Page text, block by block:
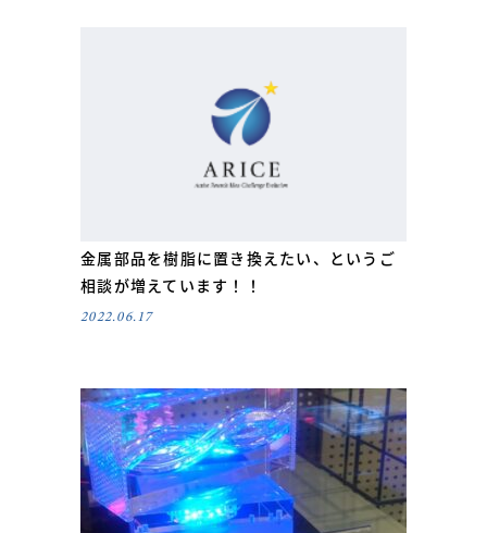
金属部品を樹脂に置き換えたい、というご
相談が増えています！！
2022.06.17